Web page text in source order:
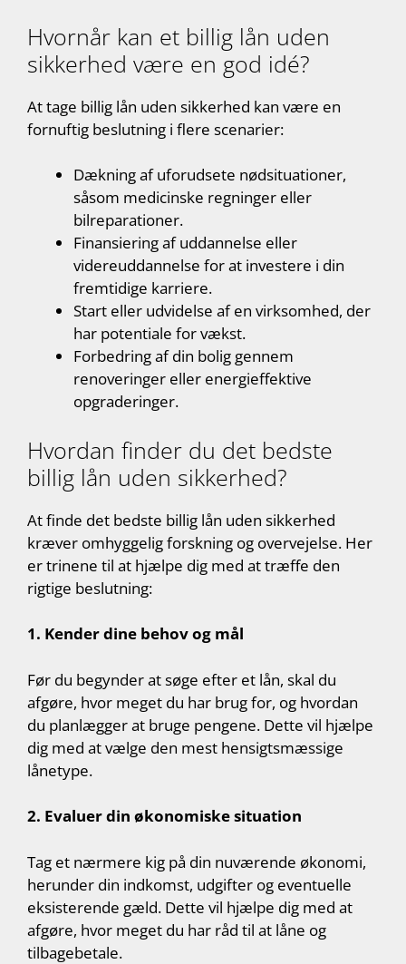
Hvornår kan et billig lån uden
sikkerhed være en god idé?
At tage billig lån uden sikkerhed kan være en
fornuftig beslutning i flere scenarier:
Dækning af uforudsete nødsituationer,
såsom medicinske regninger eller
bilreparationer.
Finansiering af uddannelse eller
videreuddannelse for at investere i din
fremtidige karriere.
Start eller udvidelse af en virksomhed, der
har potentiale for vækst.
Forbedring af din bolig gennem
renoveringer eller energieffektive
opgraderinger.
Hvordan finder du det bedste
billig lån uden sikkerhed?
At finde det bedste billig lån uden sikkerhed
kræver omhyggelig forskning og overvejelse. Her
er trinene til at hjælpe dig med at træffe den
rigtige beslutning:
1. Kender dine behov og mål
Før du begynder at søge efter et lån, skal du
afgøre, hvor meget du har brug for, og hvordan
du planlægger at bruge pengene. Dette vil hjælpe
dig med at vælge den mest hensigtsmæssige
lånetype.
2. Evaluer din økonomiske situation
Tag et nærmere kig på din nuværende økonomi,
herunder din indkomst, udgifter og eventuelle
eksisterende gæld. Dette vil hjælpe dig med at
afgøre, hvor meget du har råd til at låne og
tilbagebetale.